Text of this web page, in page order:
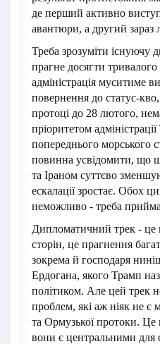
де перший активно
авантюри, а другий зараз
Треба зрозуміти
прагне досягти
адміністрація муситиме
повернення до статус-
протоці до 28 лютого,
пріоритетом
попереднього морського
повинна усвідомити, що
та Іраном суттєво
ескалації зростає. Обох
неможливо - треба
Дипломатичний трек -
сторін, це прагнення
зокрема й господаря
Ердогана, якого Трамп
політиком. Але цей трек
проблем, які аж ніяк не є
та Ормузької протоки. Це
вони є центральними для